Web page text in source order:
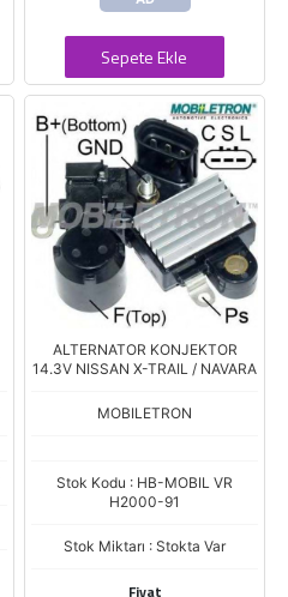
Sepete Ekle
ALTERNATOR KONJEKTOR
14.3V NISSAN X-TRAIL / NAVARA
MOBILETRON
Stok Kodu : HB-MOBIL VR
H2000-91
Stok Miktarı : Stokta Var
Fiyat